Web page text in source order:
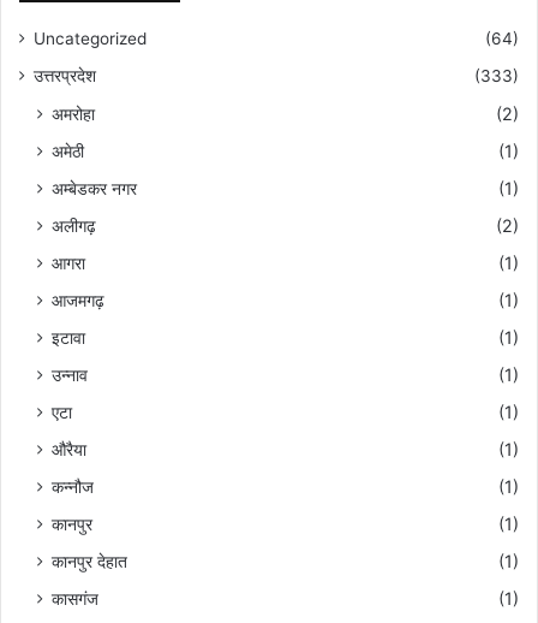
Uncategorized
(64)
उत्तरप्रदेश
(333)
अमरोहा
(2)
अमेठी
(1)
अम्बेडकर नगर
(1)
अलीगढ़
(2)
आगरा
(1)
आजमगढ़
(1)
इटावा
(1)
उन्नाव
(1)
एटा
(1)
औरैया
(1)
कन्नौज
(1)
कानपुर
(1)
कानपुर देहात
(1)
कासगंज
(1)